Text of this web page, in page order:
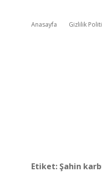
Anasayfa Gizlilik
Etiket:Şahin